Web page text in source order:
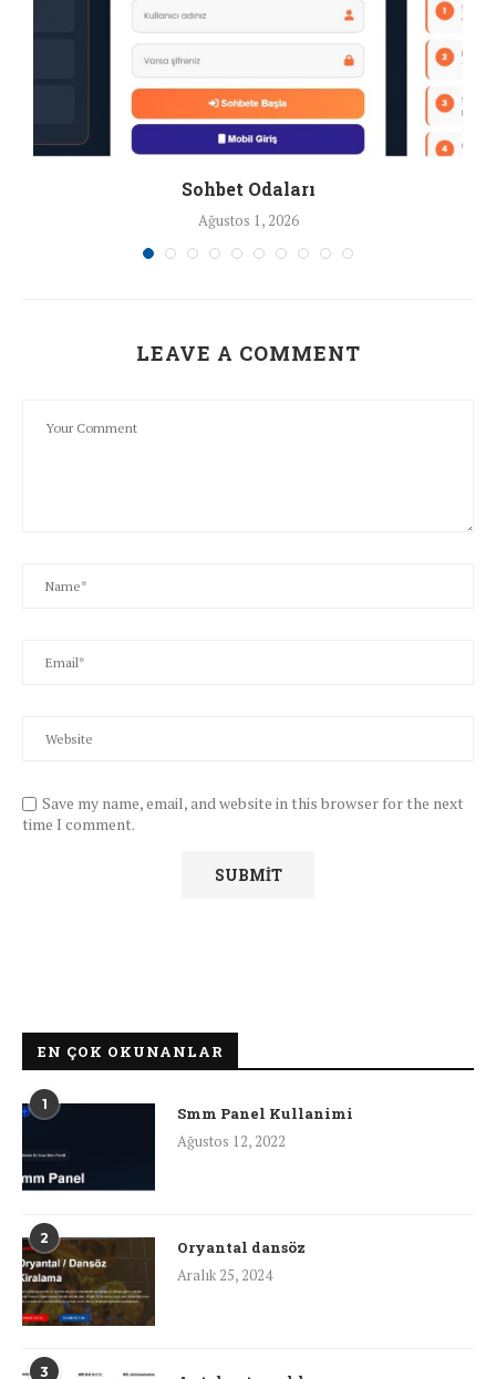
Sohbet Odaları
Ağustos 1, 2026
LEAVE A COMMENT
Save my name, email, and website in this browser for the next
time I comment.
EN ÇOK OKUNANLAR
1
Smm Panel Kullanimi
Ağustos 12, 2022
2
Oryantal dansöz
Aralık 25, 2024
3